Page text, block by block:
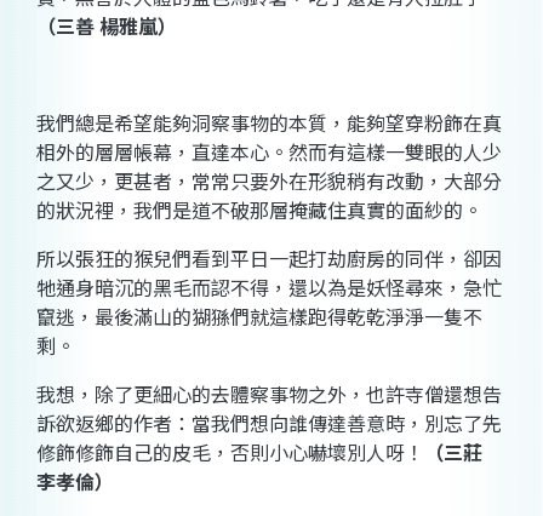
（三善 楊雅嵐）
我們總是希望能夠洞察事物的本質，能夠望穿粉飾在真
相外的層層帳幕，直達本心。然而有這樣一雙眼的人少
之又少，更甚者，常常只要外在形貌稍有改動，大部分
的狀況裡，我們是道不破那層掩藏住真實的面紗的。
所以張狂的猴兒們看到平日一起打劫廚房的同伴，卻因
牠通身暗沉的黑毛而認不得，還以為是妖怪尋來，急忙
竄逃，最後滿山的猢猻們就這樣跑得乾乾淨淨一隻不
剩。
我想，除了更細心的去體察事物之外，也許寺僧還想告
訴欲返鄉的作者：當我們想向誰傳達善意時，別忘了先
修飾修飾自己的皮毛，否則小心嚇壞別人呀！
（三莊
李孝倫）